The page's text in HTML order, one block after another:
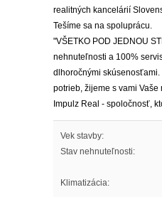
realitných kancelárií
Tešíme sa na spoluprácu.
"VŠETKO POD JEDNOU
nehnuteľnosti a 100%
dlhoročnými
potrieb, žijeme s vami
Impulz Real - spoločnosť,
Vek stavby:
Stav nehnuteľnosti:
Klimatizácia: